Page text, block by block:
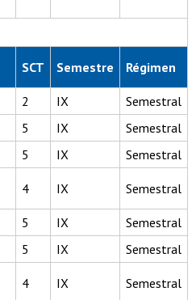
SCT Semestre Régimen
2 IX
Semestral
5 IX
Semestral
5 IX
Semestral
4 IX Semestral
5 IX
Semestral
5 IX
Semestral
4 IX Semestral